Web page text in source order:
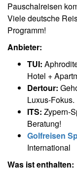
Pauschalreisen
Viele deutsche
Programm!
Anbieter:
TUI:
Hotel +
Dertour:
Luxus-Fokus.
ITS: Zypern-
Beratung!
Golfreisen
International
Was ist enthalten: